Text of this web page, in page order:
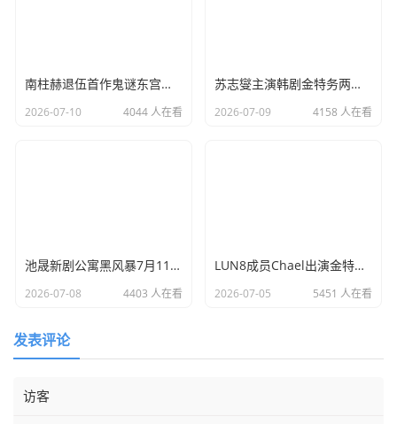
南柱赫退伍首作鬼谜东宫来了，奇幻悬疑韩剧迷必看
2026-07-10 4044 人在看
苏志燮主演韩剧金特务两周登顶Netflix全球非英语剧周榜
2026-07-09 4158 人在看
池晟新剧公寓黑风暴7月11日首播，黑帮老大变身住户会长揭黑幕
2026-07-08 4403 人在看
LUN8成员Chael出演金特务演排球少年，温柔帮助被霸凌同学
2026-07-05 5451 人在看
发表评论